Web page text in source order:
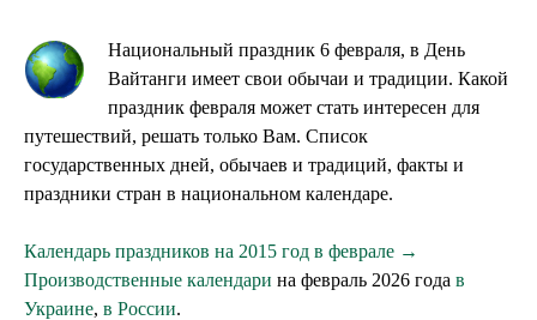
Национальный праздник 6 февраля, в День
Вайтанги имеет свои обычаи и традиции. Какой
праздник февраля может стать интересен для
путешествий, решать только Вам. Список
государственных дней, обычаев и традиций, факты и
праздники стран в национальном календаре.
Календарь праздников на 2015 год в феврале →
Производственные календари на февраль 2026 года в
Украине, в России.